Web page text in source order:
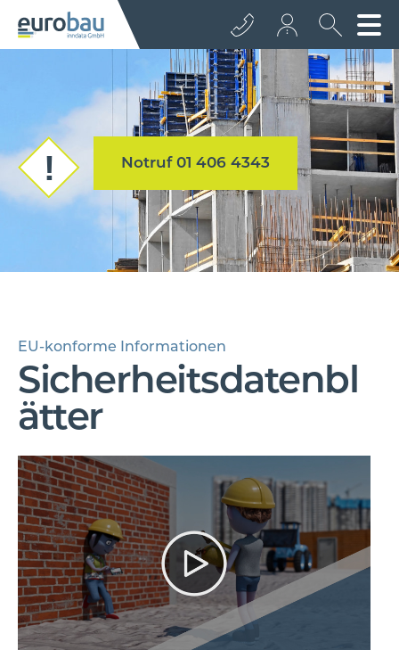
+43 512 362233
info@euro­bau.com
inndata
Notruf 01 406 4343
EU-konforme Informationen
Sicherheitsdatenbl
ätter